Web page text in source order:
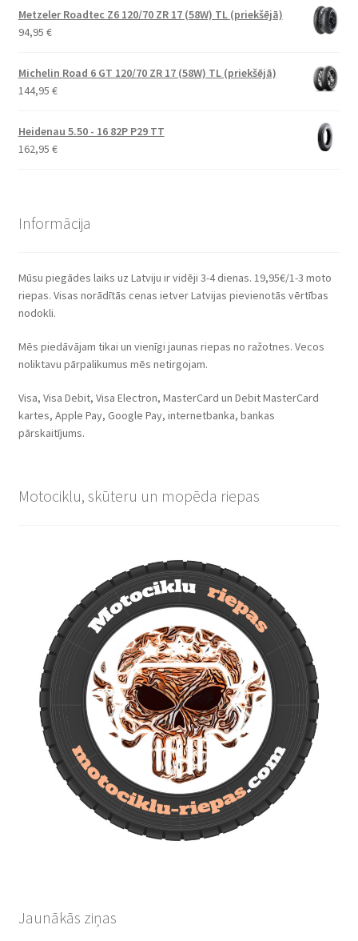
Metzeler Roadtec Z6 120/70 ZR 17 (58W) TL (priekšējā)
94,95 €
Michelin Road 6 GT 120/70 ZR 17 (58W) TL (priekšējā)
144,95 €
Heidenau 5.50 - 16 82P P29 TT
162,95 €
Informācija
Mūsu piegādes laiks uz Latviju ir vidēji 3-4 dienas. 19,95€/1-3 moto
riepas. Visas norādītās cenas ietver Latvijas pievienotās vērtības
nodokli.
Mēs piedāvājam tikai un vienīgi jaunas riepas no ražotnes. Vecos
noliktavu pārpalikumus mēs netirgojam.
Visa, Visa Debit, Visa Electron, MasterCard un Debit MasterCard
kartes, Apple Pay, Google Pay, internetbanka, bankas
pārskaitījums.
Motociklu, skūteru un mopēda riepas
Jaunākās ziņas